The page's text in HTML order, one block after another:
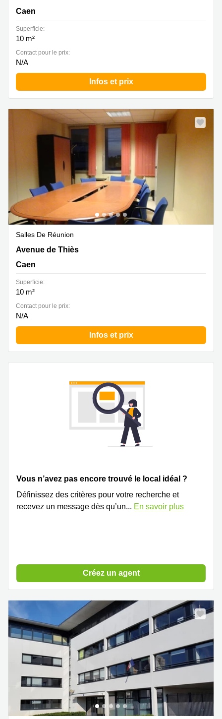
Caen
Superficie:
10 m²
Contact pour le prix:
N/A
Infos et prix
Salles De Réunion
26 avenue de Thies, Caen
Avenue de Thiès
Caen
Superficie:
10 m²
Contact pour le prix:
N/A
Infos et prix
Vous n’avez pas encore trouvé le local idéal ?
Définissez des critères pour votre recherche et
recevez un message dès qu’un... En savoir plus
Créez un agent